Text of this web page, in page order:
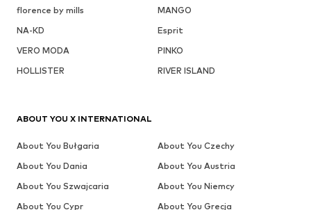
florence by mills
MANGO
NA-KD
Esprit
VERO MODA
PINKO
HOLLISTER
RIVER ISLAND
ABOUT YOU X INTERNATIONAL
About You Bułgaria
About You Czechy
About You Dania
About You Austria
About You Szwajcaria
About You Niemcy
About You Cypr
About You Grecja